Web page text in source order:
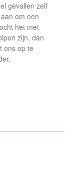
gevallen zelf
om een
het met
zijn, dan
ons op te